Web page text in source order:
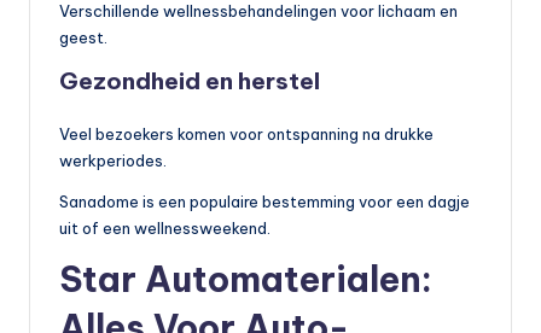
Verschillende wellnessbehandelingen voor lichaam en
geest.
Gezondheid en herstel
Veel bezoekers komen voor ontspanning na drukke
werkperiodes.
Sanadome is een populaire bestemming voor een dagje
uit of een wellnessweekend.
Star Automaterialen: